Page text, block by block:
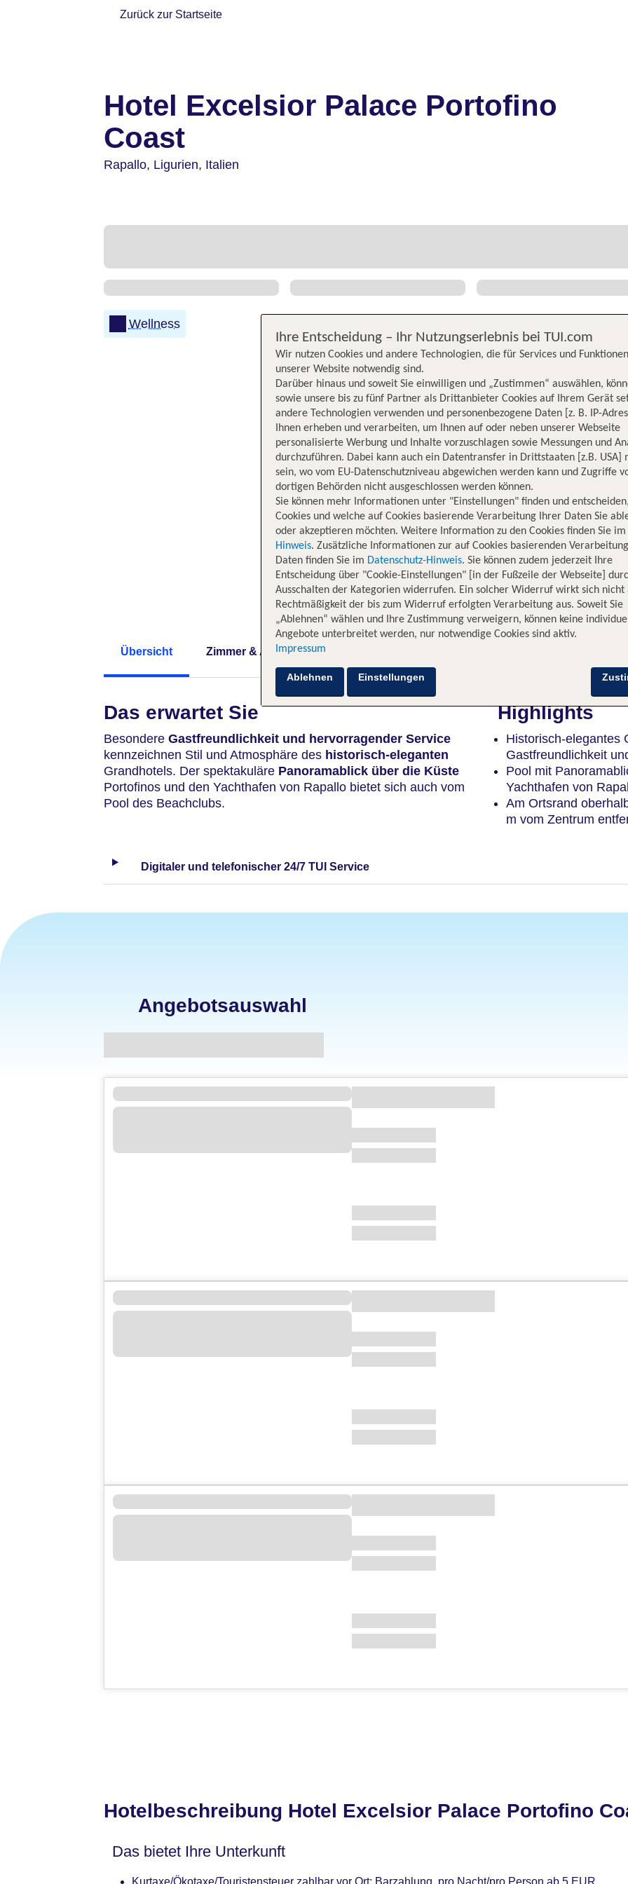
Zurück zur Startseite
Hotel Excelsior Palace Portofino
Coast
Rapallo, Ligurien, Italien
Wellness
Übersicht Zimmer & Angebote
Das erwartet Sie
Besondere Gastfreundlichkeit und hervorragender Service
kennzeichnen Stil und Atmosphäre des historisch-eleganten
Grandhotels. Der spektakuläre Panoramablick über die Küste
Portofinos und den Yachthafen von Rapallo bietet sich auch vom
Pool des Beachclubs.
Highlights
Historisch-elegantes
Gastfreundlichkeit
Pool mit
Yachthafen von
Am Ortsrand
m vom Zentrum
Digitaler und telefonischer 24/7 TUI Service
Angebotsauswahl
Hotelbeschreibung Hotel Excelsior Palace Portofino
Das bietet Ihre Unterkunft
Ihre Entscheidung – Ihr Nutzungserlebnis bei TUI.com
Wir nutzen Cookies und andere Technologien, die für Services und
unserer Website notwendig sind.
Darüber hinaus und soweit Sie einwilligen und „Zustimmen“ auswählen,
sowie unsere bis zu fünf Partner als Drittanbieter Cookies auf Ihrem Gerät
andere Technologien verwenden und personenbezogene Daten [z. B. IP-
Ihnen erheben und verarbeiten, um Ihnen auf oder neben unserer Webseite
personalisierte Werbung und Inhalte vorzuschlagen sowie Messungen und
durchzuführen. Dabei kann auch ein Datentransfer in Drittstaaten [z.B. USA]
sein, wo vom EU-Datenschutzniveau abgewichen werden kann und Zugriffe
dortigen Behörden nicht ausgeschlossen werden können.
Sie können mehr Informationen unter "Einstellungen" finden und
Cookies und welche auf Cookies basierende Verarbeitung Ihrer Daten Sie
oder akzeptieren möchten. Weitere Information zu den Cookies finden Sie im
Hinweis. Zusätzliche Informationen zur auf Cookies basierenden
Daten finden Sie im Datenschutz-Hinweis. Sie können zudem jederzeit Ihre
Entscheidung über "Cookie-Einstellungen" [in der Fußzeile der Webseite]
Ausschalten der Kategorien widerrufen. Ein solcher Widerruf wirkt sich nicht
Rechtmäßigkeit der bis zum Widerruf erfolgten Verarbeitung aus. Soweit Sie
„Ablehnen“ wählen und Ihre Zustimmung verweigern, können keine
Angebote unterbreitet werden, nur notwendige Cookies sind aktiv.
Impressum
Ablehnen Einstellungen